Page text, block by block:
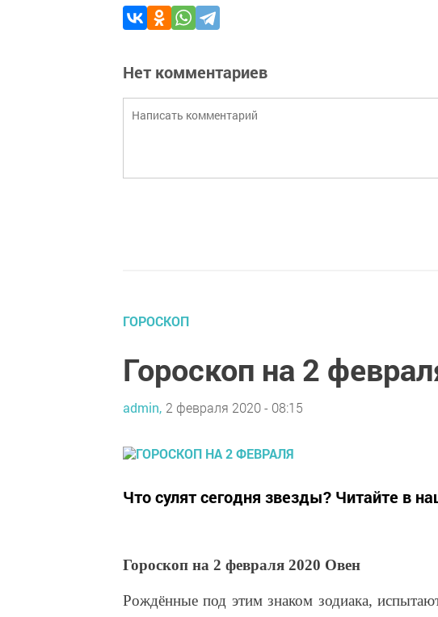
Нет комментариев
ГОРОСКОП
Гороскоп на 2
admin, 2 февраля 2020 - 08:15
Что сулят сегодня звезды? Читайте в
Гороскоп на 2 февраля 2020 Овен
Рождённые под этим знаком зодиака,